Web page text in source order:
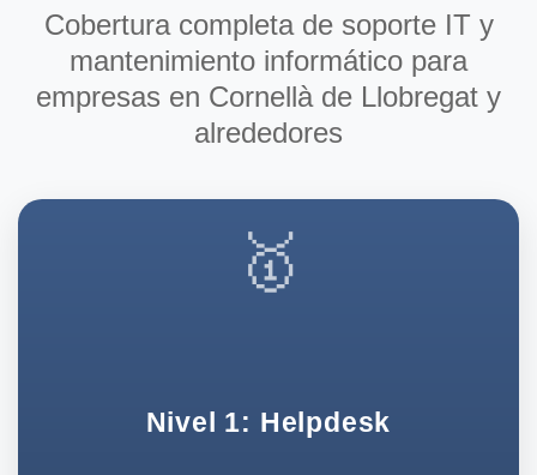
Cobertura completa de soporte IT y
mantenimiento informático para
empresas en Cornellà de Llobregat y
alrededores
🥇
Nivel 1: Helpdesk